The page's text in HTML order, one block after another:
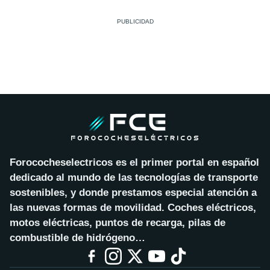
Forococheselectricos es el primer portal en español
dedicado al mundo de las tecnologías de transporte
sostenibles, y donde prestamos especial atención a
las nuevas formas de movilidad. Coches eléctricos,
motos eléctricas, puntos de recarga, pilas de
combustible de hidrógeno…